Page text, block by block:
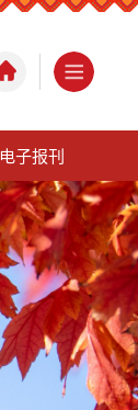
电子报刊